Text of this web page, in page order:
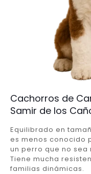
Cachorros de
Samir de los
Equilibrado en
es menos conocido
un perro que no sea
Tiene mucha
familias dinámicas.